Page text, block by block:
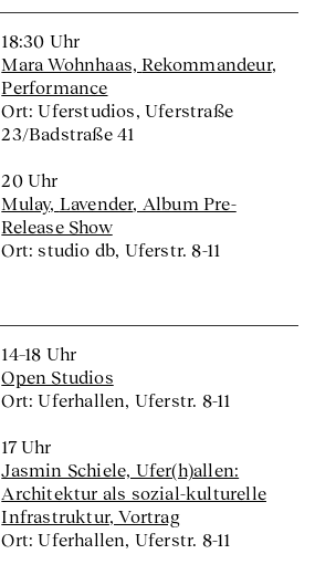
18:30 Uhr
Mara Wohnhaas,Rekommandeur,
Performance
Ort: Uferstudios, Uferstraße
23/Badstraße 41
20 Uhr
Mulay, Lavender, Album Pre-
Release Show
Ort: studio db, Uferstr. 8-11
14–18 Uhr
Open Studios
Ort: Uferhallen, Uferstr. 8-11
17 Uhr
Jasmin Schiele, Ufer(h)allen:
Architektur als sozial-kulturelle
Infrastruktur, Vortrag
Ort: Uferhallen, Uferstr. 8-11